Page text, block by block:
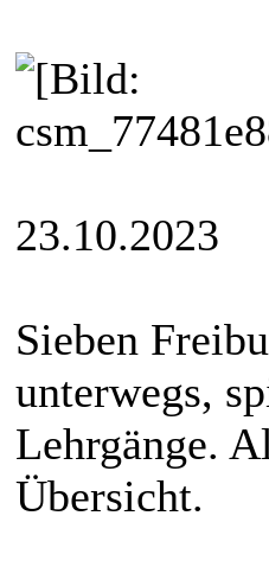
23.10.2023
Sieben
unterwegs,
Lehrgänge.
Übersicht.